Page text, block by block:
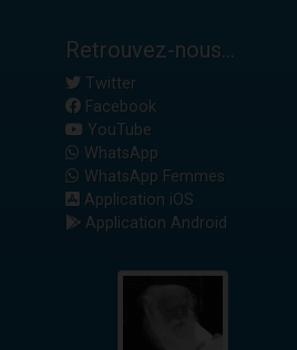
Retrouvez-nous...
Twitter
Facebook
YouTube
WhatsApp
WhatsApp Femmes
Application iOS
Application Android